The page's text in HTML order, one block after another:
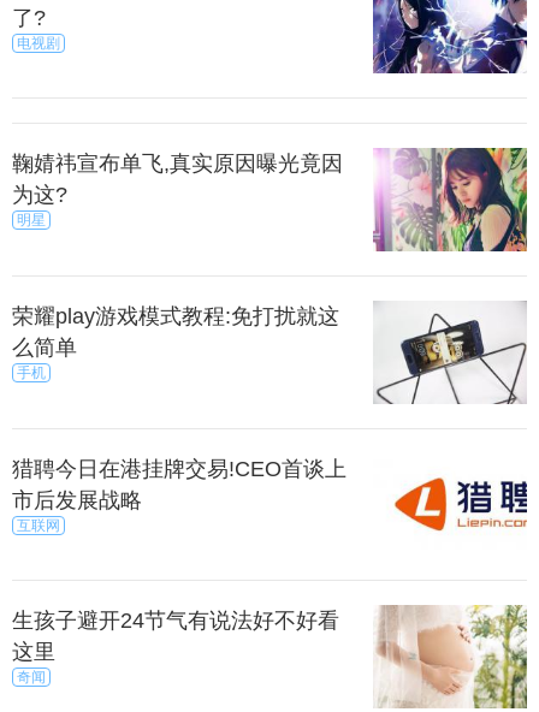
了?
电视剧
鞠婧祎宣布单飞,真实原因曝光竟因
为这?
明星
荣耀play游戏模式教程:免打扰就这
么简单
手机
猎聘今日在港挂牌交易!CEO首谈上
市后发展战略
互联网
生孩子避开24节气有说法好不好看
这里
奇闻